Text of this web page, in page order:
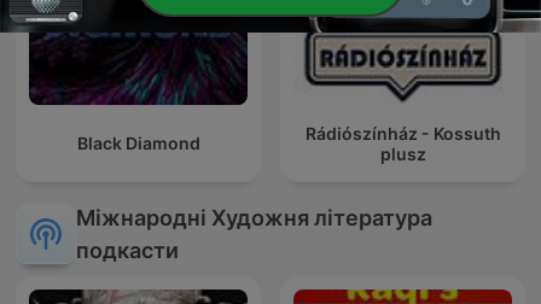
Black Diamond
Rádiószínház - Kossuth
plusz
Міжнародні Художня література
подкасти